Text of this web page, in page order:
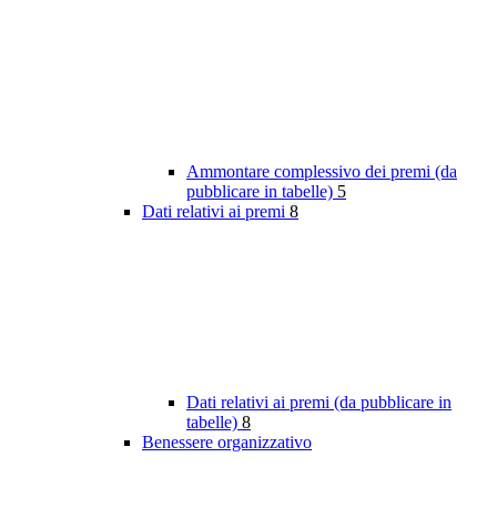
Ammontare complessivo dei premi (da
pubblicare in tabelle) 5
Dati relativi ai premi 8
Dati relativi ai premi (da pubblicare in
tabelle) 8
Benessere organizzativo